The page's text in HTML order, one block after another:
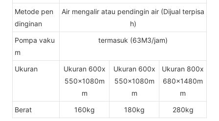
Metode pen
dinginan
Air mengalir atau pendingin air (Dijual terpisa
h)
Pompa vaku
m
termasuk (63M3/jam)
Ukuran
Ukuran 600x
550x1080m
m
Ukuran 600x
550x1080m
m
Ukuran 800x
680x1480m
m
Berat
160kg 180kg 280kg